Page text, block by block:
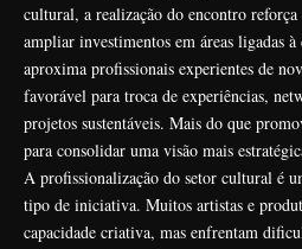
cultural, a realização do encontro
ampliar investimentos em áreas ligadas
aproxima profissionais experientes de
favorável para troca de experiências,
projetos sustentáveis. Mais do que
para consolidar uma visão mais
A profissionalização do setor cultural é
tipo de iniciativa. Muitos artistas e
capacidade criativa, mas enfrentam